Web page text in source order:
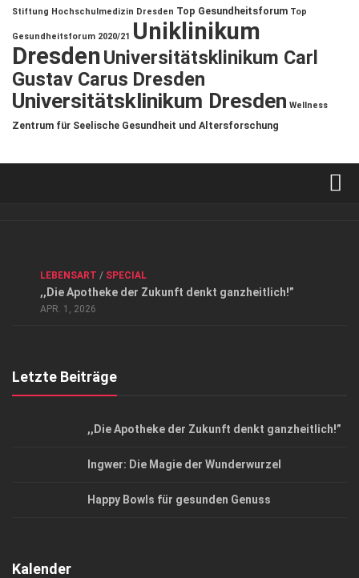
Stiftung Hochschulmedizin Dresden Top Gesundheitsforum Top
Gesundheitsforum 2020/21 Uniklinikum
DresdenUniversitätsklinikum Carl
Gustav Carus Dresden
Universitätsklinikum Dresden Wellness
Zentrum für Seelische Gesundheit und Altersforschung
Datenschutzerklärung
Top Magazin Dresden / Ostsachsen
LEBENSART / SPECIAL
,,Die Apotheke der Zukunft denkt ganzheitlich!”
APR. 1, 2026
Letzte Beiträge
,,Die Apotheke der Zukunft denkt ganzheitlich!”
Ingwer: Die Magie der Wunderwurzel
Happy Bowls für gesunden Genuss
Kalender